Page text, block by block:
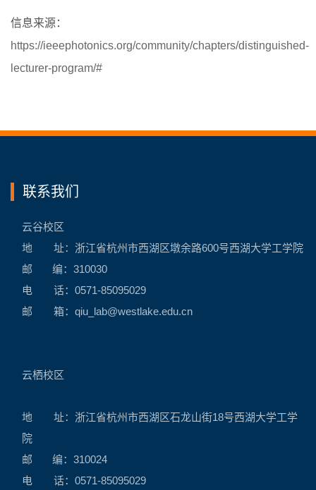
信息来源：
https://ieeephotonics.org/community/chapters/distinguished-
lecturer-program/#
联系我们
云谷校区
地 址：浙江省杭州市西湖区墩余路600号西湖大学工学院
邮 编：310030
电 话：0571-85095029
邮 箱： qiu_lab@westlake.edu.cn
云栖校区
地 址：浙江省杭州市西湖区石龙山街18号西湖大学工学
院
邮 编：310024
电 话：0571-85095029